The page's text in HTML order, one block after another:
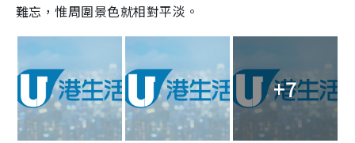
難忘，惟周圍景色就相對平淡。
+7